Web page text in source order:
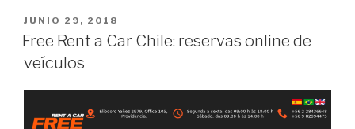
POSTED
ON
JUNIO 29, 2018
Free Rent a Car Chile: reservas online de
veículos